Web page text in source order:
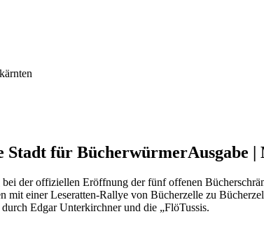
Stadt für BücherwürmerAusgabe
der offiziellen Eröffnung der fünf offenen
einer Leseratten-Rallye von Bücherzelle zu
Edgar Unterkirchner und die „FlöTussis.